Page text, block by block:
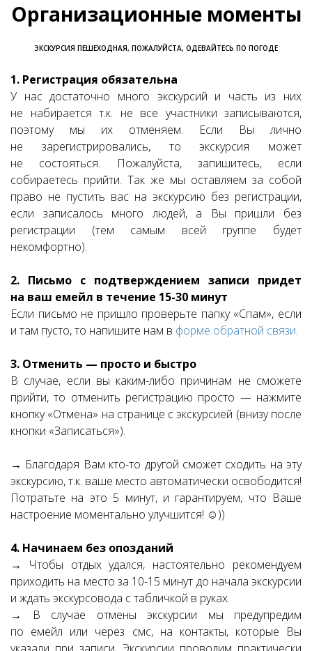
Организационные моменты
ЭКСКУРСИЯ ПЕШЕХОДНАЯ, ПОЖАЛУЙСТА, ОДЕВАЙТЕСЬ ПО ПОГОДЕ
1. Регистрация обязательна
У нас достаточно много экскурсий и часть из них
не набирается т.к. не все участники записываются,
поэтому мы их отменяем. Если Вы лично
не зарегистрировались, то экскурсия может
не состояться. Пожалуйста, запишитесь, если
собираетесь прийти. Так же мы оставляем за собой
право не пустить вас на экскурсию без регистрации,
если записалось много людей, а Вы пришли без
регистрации (тем самым всей группе будет
некомфортно).
2. Письмо с подтверждением записи придет
на ваш емейл в течение 15-30 минут
Если письмо не пришло проверьте папку «Спам», если
и там пусто, то напишите нам в форме обратной связи.
3. Отменить — просто и быстро
В случае, если вы каким-либо причинам не сможете
прийти, то отменить регистрацию просто — нажмите
кнопку «Отмена» на странице с экскурсией (внизу после
кнопки «Записаться»).
→ Благодаря Вам кто-то другой сможет сходить на эту
экскурсию, т.к. ваше место автоматически освободится!
Потратьте на это 5 минут, и гарантируем, что Ваше
настроение моментально улучшится! ☺))
4. Начинаем без опозданий
→ Чтобы отдых удался, настоятельно рекомендуем
приходить на место за 10-15 минут до начала экскурсии
и ждать экскурсовода с табличкой в руках.
→ В случае отмены экскурсии мы предупредим
по емейл или через смс, на контакты, которые Вы